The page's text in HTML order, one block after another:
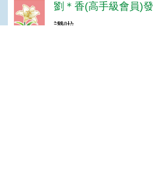
劉＊香(高手級會員)
讚啦~